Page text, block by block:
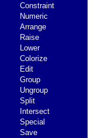
Constraint
Numeric
Arrange
Raise
Lower
Colorize
Edit
Group
Ungroup
Split
Intersect
Special
Save